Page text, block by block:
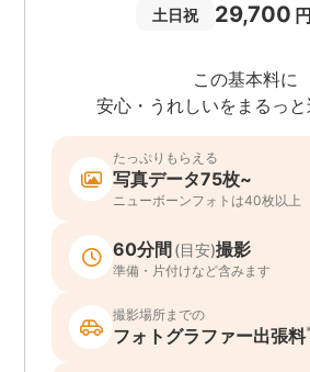
土日祝 29,700 円
この基本料に
安心・うれしいをまるっ
たっぷりもらえる
写真データ75枚~
ニューボーンフォトは40枚以上
60分間(目安)撮影
準備・片付けなど含みます
撮影場所までの
フォトグラファー出張料*